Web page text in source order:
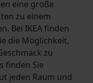
eine große
zu einem
Bei IKEA finden
die Möglichkeit,
zu
finden Sie
jeden Raum und